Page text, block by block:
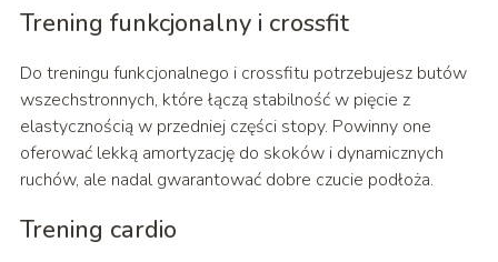
Trening funkcjonalny i crossfit
Do treningu funkcjonalnego i crossfitu potrzebujesz butów
wszechstronnych, które łączą stabilność w pięcie z
elastycznością w przedniej części stopy. Powinny one
oferować lekką amortyzację do skoków i dynamicznych
ruchów, ale nadal gwarantować dobre czucie podłoża.
Trening cardio